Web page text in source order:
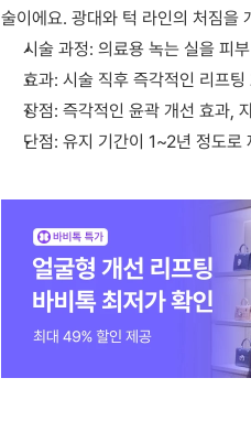
술이에요. 광대와 턱 라인의 처짐을
시술 과정: 의료용 녹는 실을 피
효과: 시술 직후 즉각적인 리프
장점: 즉각적인 윤곽 개선 효과,
단점: 유지 기간이 1~2년 정도로